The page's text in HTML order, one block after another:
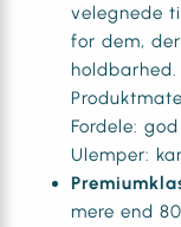
velegnede
for dem,
holdbarhed.
Fordele:
Ulemper:
mere end